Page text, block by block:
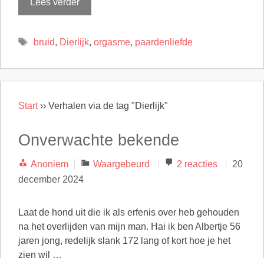
Lees verder
Tags
bruid, Dierlijk, orgasme, paardenliefde
Start›› Verhalen via de tag "Dierlijk"
Onverwachte bekende
Anoniem Categorieën
Waargebeurd 2 reacties
20
december 2024
Laat de hond uit die ik als erfenis over heb gehouden
na het overlijden van mijn man. Hai ik ben Albertje 56
jaren jong, redelijk slank 172 lang of kort hoe je het
zien wil …